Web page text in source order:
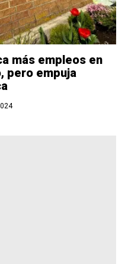
más empleos en
pero empuja